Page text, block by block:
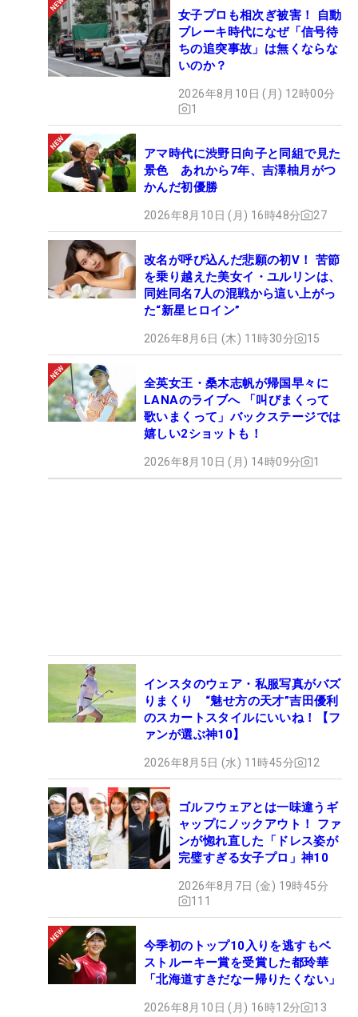
女子プロも相次ぎ被害！ 自動
ブレーキ時代になぜ「信号待
ちの追突事故」は無くならな
いのか？
2026年8月10日 (月) 12時00分
1
アマ時代に渋野日向子と同組で見た
景色 あれから7年、吉澤柚月がつ
かんだ初優勝
2026年8月10日 (月) 16時48分 27
改名が呼び込んだ悲願の初V！ 苦節
を乗り越えた美女イ・ユルリンは、
同姓同名7人の混戦から這い上がっ
た“新星ヒロイン”
2026年8月6日 (木) 11時30分 15
全英女王・桑木志帆が帰国早々に
LANAのライブへ 「叫びまくって
歌いまくって」バックステージでは
嬉しい2ショットも！
2026年8月10日 (月) 14時09分 1
インスタのウェア・私服写真がバズ
りまくり “魅せ方の天才”吉田優利
のスカートスタイルにいいね！【フ
ァンが選ぶ神10】
2026年8月5日 (水) 11時45分 12
ゴルフウェアとは一味違うギ
ャップにノックアウト！ ファ
ンが惚れ直した「ドレス姿が
完璧すぎる女子プロ」神10
2026年8月7日 (金) 19時45分
111
今季初のトップ10入りを逃すもベ
ストルーキー賞を受賞した都玲華
「北海道すきだなー帰りたくない」
2026年8月10日 (月) 16時12分 13